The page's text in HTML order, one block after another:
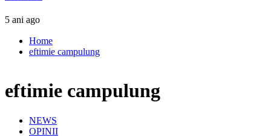
5 ani ago
Home
eftimie campulung
eftimie campulung
NEWS
OPINII